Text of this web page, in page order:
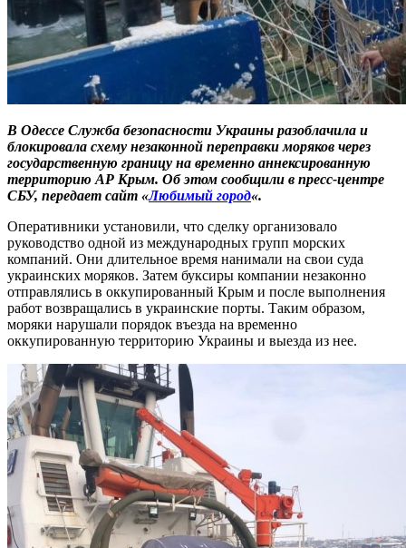
В Одессе Служба безопасности Украины разоблачила и
блокировала схему незаконной переправки моряков через
государственную границу на временно аннексированную
территорию АР Крым. Об этом сообщили в пресс-центре
СБУ, передает сайт «Любимый город«.
Оперативники установили, что сделку организовало
руководство одной из международных групп морских
компаний. Они длительное время нанимали на свои суда
украинских моряков. Затем буксиры компании незаконно
отправлялись в оккупированный Крым и после выполнения
работ возвращались в украинские порты. Таким образом,
моряки нарушали порядок въезда на временно
оккупированную территорию Украины и выезда из нее.